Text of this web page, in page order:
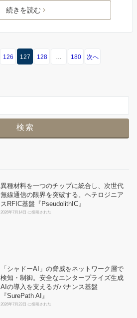
続きを読む
126 127 128 180 次へ
異種材料を一つのチップに統合し、次世代
無線通信の限界を突破する。ヘテロジニア
スRFIC基盤『PseudolithIC』
2026年7月14日 に投稿された
「シャドーAI」の脅威をネットワーク層で
検知・制御。安全なエンタープライズ生成
AIの導入を支えるガバナンス基盤
『SurePath AI』
2026年7月23日 に投稿された